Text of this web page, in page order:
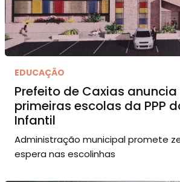
EDUCAÇÃO
Prefeito de Caxias anuncia
primeiras escolas da PPP
Infantil
Administração municipal promete
espera nas escolinhas